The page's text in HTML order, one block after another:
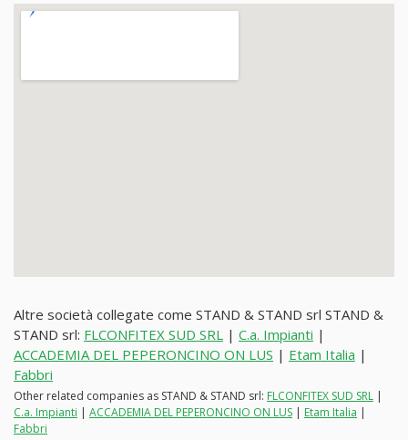
Altre società collegate come STAND & STAND srl STAND &
STAND srl: FLCONFITEX SUD SRL | C.a. Impianti |
ACCADEMIA DEL PEPERONCINO ON LUS | Etam Italia |
Fabbri
Other related companies as STAND & STAND srl: FLCONFITEX SUD SRL |
C.a. Impianti | ACCADEMIA DEL PEPERONCINO ON LUS | Etam Italia |
Fabbri